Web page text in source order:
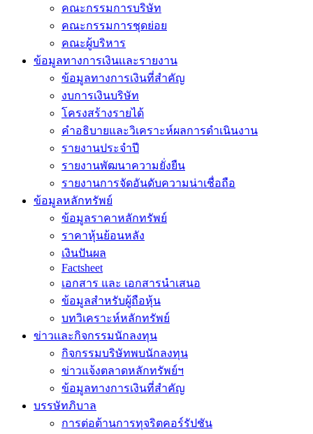
คณะกรรมการบริษัท
คณะกรรมการชุดย่อย
คณะผู้บริหาร
ข้อมูลทางการเงินเเละรายงาน
ข้อมูลทางการเงินที่สำคัญ
งบการเงินบริษัท
โครงสร้างรายได้
คำอธิบายและวิเคราะห์ผลการดำเนินงาน
รายงานประจำปี
รายงานพัฒนาความยั่งยืน
รายงานการจัดอันดับความน่าเชื่อถือ
ข้อมูลหลักทรัพย์
ข้อมูลราคาหลักทรัพย์
ราคาหุ้นย้อนหลัง
เงินปันผล
Factsheet
เอกสาร และ เอกสารนำเสนอ
ข้อมูลสำหรับผู้ถือหุ้น
บทวิเคราะห์หลักทรัพย์
ข่าวเเละกิจกรรมนักลงทุน
กิจกรรมบริษัทพบนักลงทุน
ข่าวแจ้งตลาดหลักทรัพย์ฯ
ข้อมูลทางการเงินที่สำคัญ
บรรษัทภิบาล
การต่อต้านการทุจริตคอร์รัปชัน